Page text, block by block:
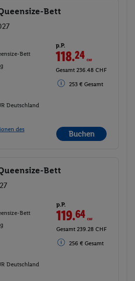
Bett
Bett
p.P.
118.24CHF
Gesamt 236.48 CHF
253 € Gesamt
Deutschland
des
Buchen
Bett
Bett
p.P.
119.64CHF
Gesamt 239.28 CHF
256 € Gesamt
Deutschland